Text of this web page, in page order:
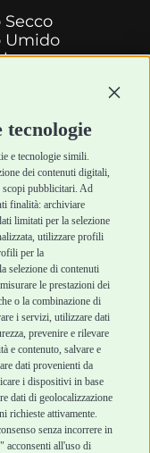
e tecnologie simili.
dei contenuti digitali,
scopi pubblicitari. Ad
finalità: archiviare
limitati per la selezione
utilizzare profili
per la
selezione di contenuti
le prestazioni dei
o la combinazione di
i servizi, utilizzare dati
prevenire e rilevare
e contenuto, salvare e
dati provenienti da
i dispositivi in base
dati di geolocalizzazione
richieste attivamente.
senza incorrere in
acconsenti all'uso di
Secco
Umido
e
e Pulizia
sicuri
e condizioni
di
e Reso